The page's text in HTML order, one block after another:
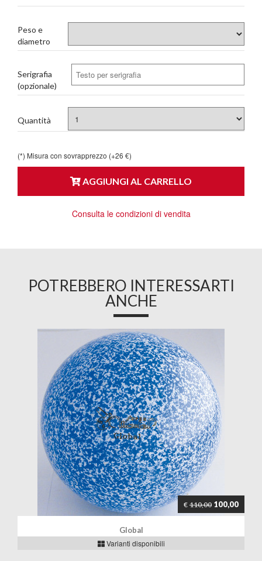
Peso e
diametro
Serigrafia
(opzionale)
Quantità
(*) Misura con sovrapprezzo (+26 €)
AGGIUNGI AL CARRELLO
Consulta le condizioni di vendita
POTREBBERO INTERESSARTI
ANCHE
€ 110,00 100,00
Global
Varianti disponibili